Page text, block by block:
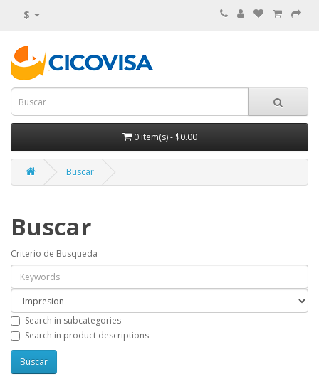
$
0item(s)- $0.00
Buscar
Buscar
Criterio de Busqueda
Search in subcategories
Search in product descriptions